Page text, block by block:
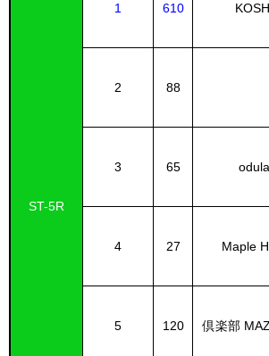
ST-5R
1 610
2 88
3 65
4 27 Maple
5 120 倶楽部